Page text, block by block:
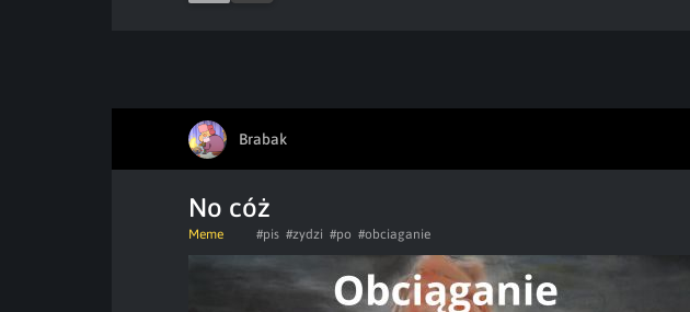
Brabak
No cóż
Meme #pis #zydzi #po #obciaganie